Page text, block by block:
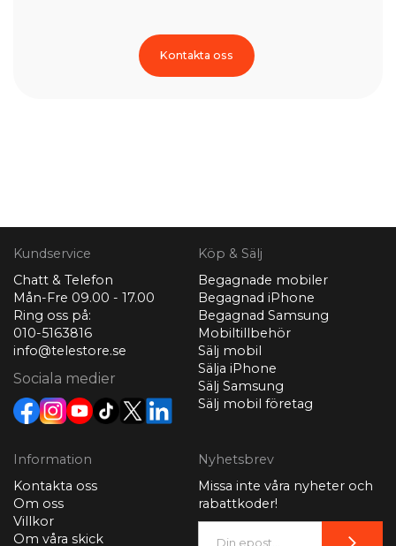
Kontakta oss
Kundservice
Chatt & Telefon
Mån-Fre 09.00 - 17.00
Ring oss på:
010-5163816
info@telestore.se
Sociala medier
Köp & Sälj
Begagnade mobiler
Begagnad iPhone
Begagnad Samsung
Mobiltillbehör
Sälj mobil
Sälja iPhone
Sälj Samsung
Sälj mobil företag
Information
Kontakta oss
Om oss
Villkor
Om våra skick
Nyhetsbrev
Missa inte våra nyheter och
rabattkoder!